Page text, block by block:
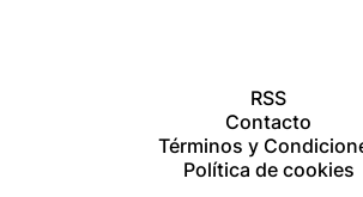
RSS
Contacto
Términos y
Política de cookies